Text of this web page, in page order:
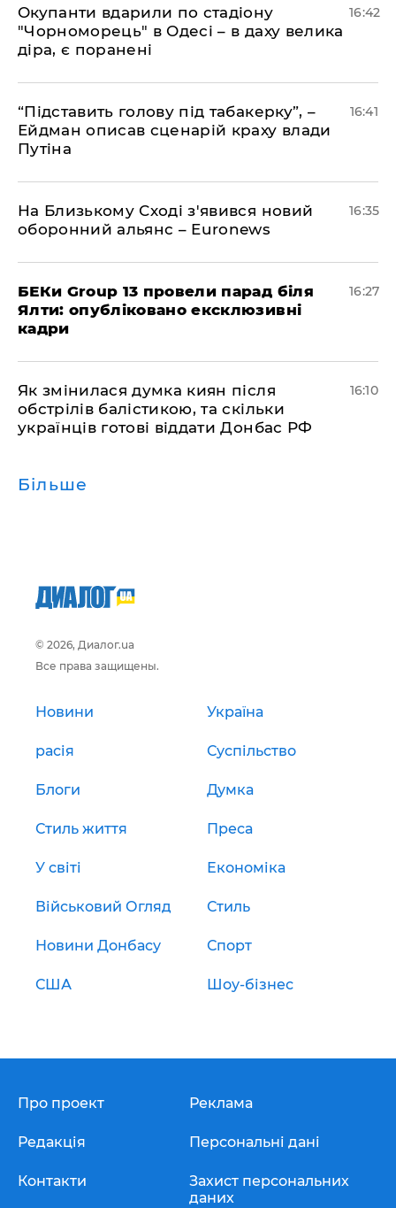
​Окупанти вдарили по стадіону
"Чорноморець" в Одесі – в даху велика
діра, є поранені
16:42
​“Підставить голову під табакерку”, –
Ейдман описав сценарій краху влади
Путіна
16:41
На Близькому Сході з'явився новий
оборонний альянс – Euronews
16:35
БЕКи Group 13 провели парад біля
Ялти: опубліковано ексклюзивні
кадри
16:27
Як змінилася думка киян після
обстрілів балістикою, та скільки
українців готові віддати Донбас РФ
16:10
Більше
© 2026, Диалог.ua
Все права защищены.
Новини Україна
расія Суспільство
Блоги Думка
Стиль життя Преса
У світі Економіка
Військовий Огляд Стиль
Новини Донбасу Спорт
США Шоу-бізнес
Про проект
Редакція
Контакти
Реклама
Персональні дані
Захист персональних
даних